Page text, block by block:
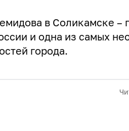
в Соликамске –
и одна из самых
города.